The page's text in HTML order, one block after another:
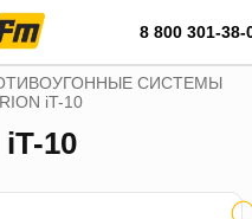
8 800 301-38-
СИСТЕМЫ
iT-10
iT-10